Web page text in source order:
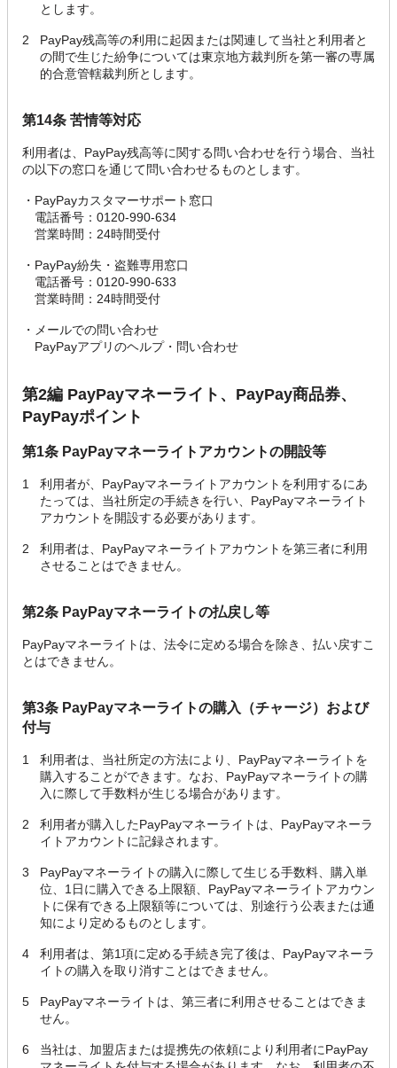
とします。
2
PayPay残高等の利用に起因または関連して当社と利用者と
の間で生じた紛争については東京地方裁判所を第一審の専属
的合意管轄裁判所とします。
第14条 苦情等対応
利用者は、PayPay残高等に関する問い合わせを行う場合、当社
の以下の窓口を通じて問い合わせるものとします。
・ PayPayカスタマーサポート窓口
電話番号：0120-990-634
営業時間：24時間受付
・ PayPay紛失・盗難専用窓口
電話番号：0120-990-633
営業時間：24時間受付
・ メールでの問い合わせ
PayPayアプリのヘルプ・問い合わせ
第2編 PayPayマネーライト、PayPay商品券、
PayPayポイント
第1条 PayPayマネーライトアカウントの開設等
1
利用者が、PayPayマネーライトアカウントを利用するにあ
たっては、当社所定の手続きを行い、PayPayマネーライト
アカウントを開設する必要があります。
2
利用者は、PayPayマネーライトアカウントを第三者に利用
させることはできません。
第2条 PayPayマネーライトの払戻し等
PayPayマネーライトは、法令に定める場合を除き、払い戻すこ
とはできません。
第3条 PayPayマネーライトの購入（チャージ）および
付与
1
利用者は、当社所定の方法により、PayPayマネーライトを
購入することができます。なお、PayPayマネーライトの購
入に際して手数料が生じる場合があります。
2
利用者が購入したPayPayマネーライトは、PayPayマネーラ
イトアカウントに記録されます。
3
PayPayマネーライトの購入に際して生じる手数料、購入単
位、1日に購入できる上限額、PayPayマネーライトアカウン
トに保有できる上限額等については、別途行う公表または通
知により定めるものとします。
4
利用者は、第1項に定める手続き完了後は、PayPayマネーラ
イトの購入を取り消すことはできません。
5
PayPayマネーライトは、第三者に利用させることはできま
せん。
6
当社は、加盟店または提携先の依頼により利用者にPayPay